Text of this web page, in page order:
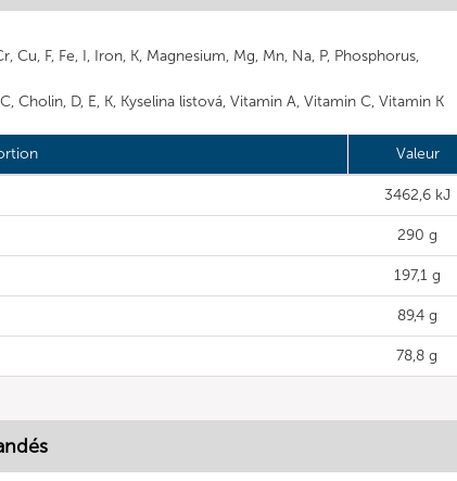
Cu, F, Fe, I, Iron, K, Magnesium, Mg, Mn, Na, P, Phosphorus,
Cholin, D, E, K, Kyselina listová, Vitamin A, Vitamin C, Vitamin K
Valeur
3462,6 kJ
290 g
197,1 g
89,4 g
78,8 g